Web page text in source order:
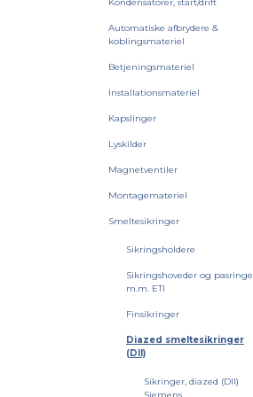
Automatiske afbrydere &
koblingsmateriel
Betjeningsmateriel
Installationsmateriel
Kapslinger
Lyskilder
Magnetventiler
Montagemateriel
Smeltesikringer
Sikringsholdere
Sikringshoveder og pasringe
m.m. ETI
Finsikringer
Diazed smeltesikringer
(DII)
Sikringer, diazed (DII)